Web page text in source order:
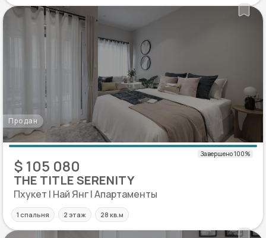
Продан
$ 105 080
THE TITLE SERENITY
Пхукет | Най Янг | Апартаменты
1 спальня 2 этаж 28 кв.м